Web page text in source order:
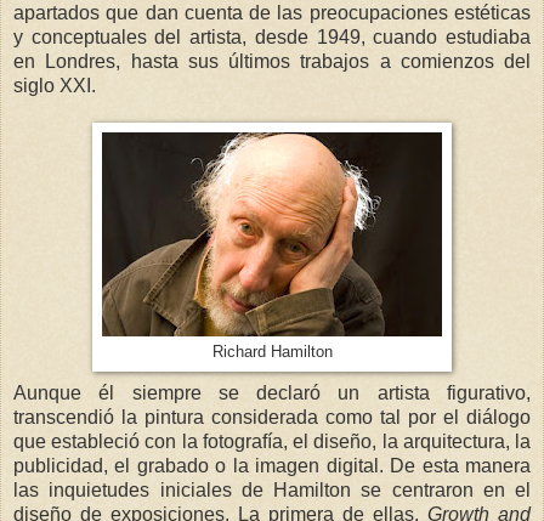
apartados que dan cuenta de las preocupaciones estéticas
y conceptuales del artista, desde 1949, cuando estudiaba
en Londres, hasta sus últimos trabajos a comienzos del
siglo XXI.
Richard Hamilton
Aunque él siempre se declaró un artista figurativo,
transcendió la pintura considerada como tal por el diálogo
que estableció con la fotografía, el diseño, la arquitectura, la
publicidad, el grabado o la imagen digital. De esta manera
las inquietudes iniciales de Hamilton se centraron en el
diseño de exposiciones. La primera de ellas, Growth and